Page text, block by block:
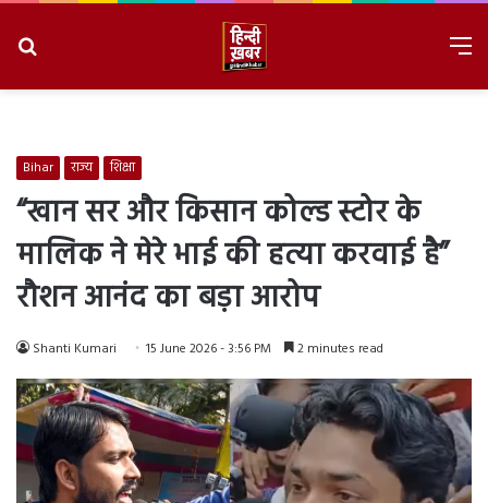
Bihar राज्य शिक्षा
“खान सर और किसान कोल्ड स्टोर के
मालिक ने मेरे भाई की हत्या करवाई है”
रौशन आनंद का बड़ा आरोप
Shanti Kumari 15 June 2026 - 3:56 PM 2 minutes read